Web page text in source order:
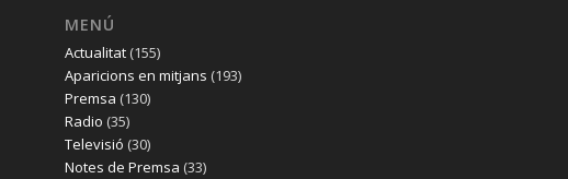
MENÚ
Actualitat(155)
Aparicions en mitjans (193)
Premsa (130)
Radio (35)
Televisió (30)
Notes de Premsa (33)